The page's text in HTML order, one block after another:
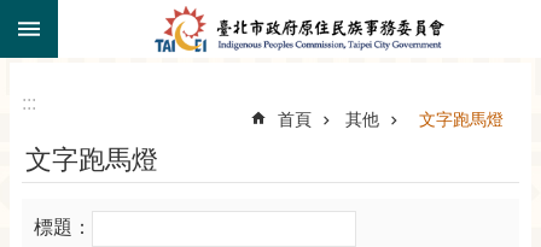
跳到主要內容區塊
:::
首頁 其他 文字跑馬燈
文字跑馬燈
標題：